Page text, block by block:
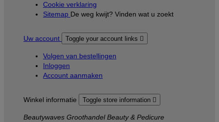
Cookie verklaring
Sitemap De weg kwijt? Vinden wat u zoekt
Uw account Toggle your account links 
Volgen van bestellingen
Inloggen
Account aanmaken
Winkel informatie Toggle store information 
Beautywaves Groothandel Beauty & Pedicure